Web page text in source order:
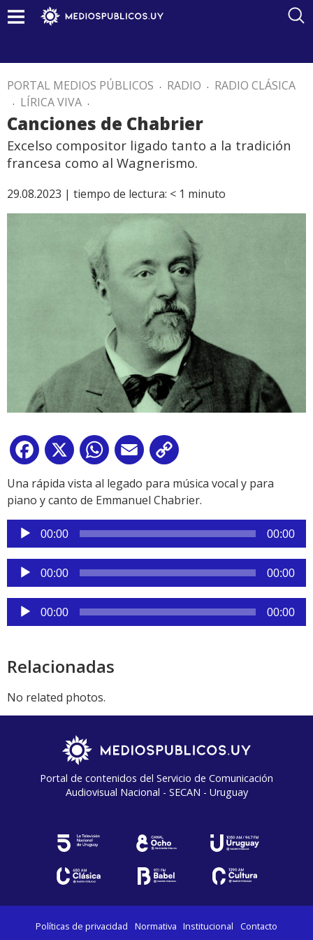
PORTAL MEDIOS PÚBLICOS . RADIO . RADIO CLÁSICA
. LÍRICA VIVA .
Canciones de Chabrier
Excelso compositor ligado tanto a la tradición
francesa como al Wagnerismo.
29.08.2023 | tiempo de lectura: < 1 minuto
Facebook
X WhatsApp
Email
Link
Una rápida vista al legado para música vocal y para
piano y canto de Emmanuel Chabrier.
Reproductor
de
audio
00:00 00:00
Reproductor
de
audio
00:00 00:00
Reproductor
de
00:00 00:00
Relacionadas
No related photos.
Portal de contenidos del Servicio de Comunicación
Audiovisual Nacional - SECAN - Uruguay
Políticas de privacidad Normativa Institucional Contacto